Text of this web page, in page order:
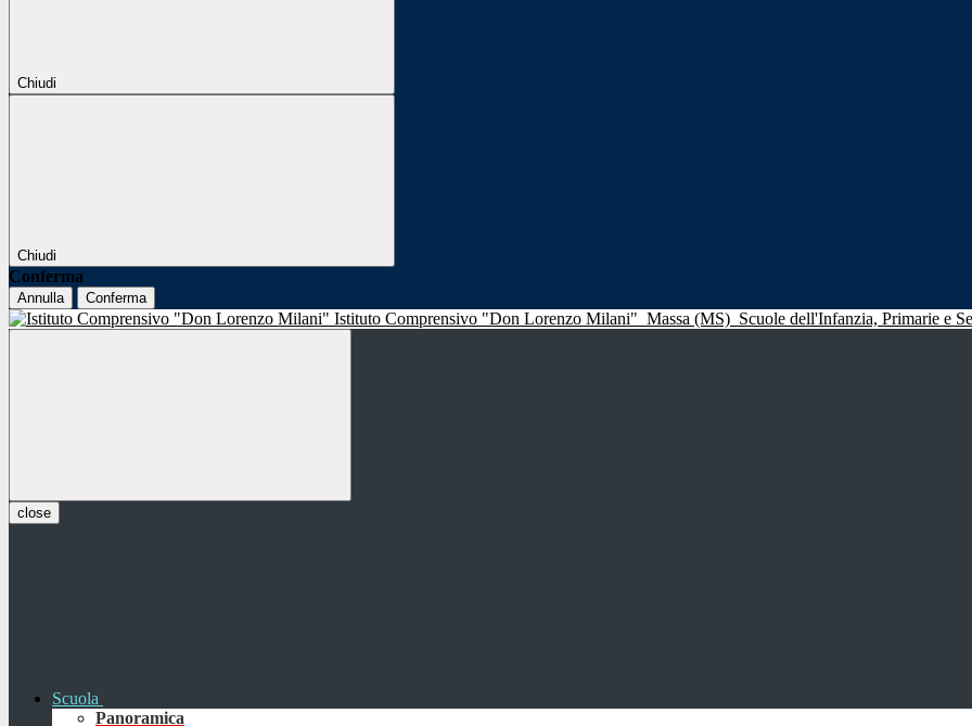
Chiudi
Chiudi
Conferma
Annulla Conferma
Istituto Comprensivo "Don Lorenzo Milani" Massa (MS) Scuole dell'Infanzia, Primarie e
close
Scuola
Panoramica